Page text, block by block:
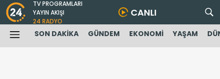
TV PROGRAMLARI
YAYIN AKIŞI
24 RADYO
CANLI
SON DAKİKA GÜNDEM EKONOMİ YAŞAM